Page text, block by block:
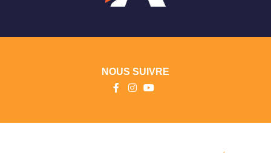
NOUS SUIVRE